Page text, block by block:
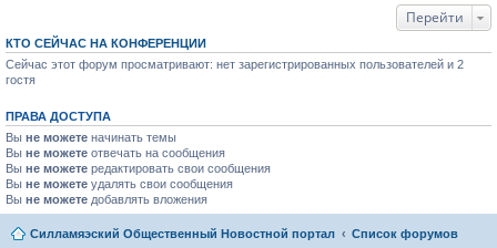
б
е
ю
у
о
щ
е
н
и
ю
н
н
с
о
о
б
щ
е
н
и
р
о
ч
н
н
о
м
у
с
о
о
щ
Перейти
КТО СЕЙЧАС НА КОНФЕРЕНЦИИ
Сейчас этот форум просматривают: нет зарегистрированных пользователей и 2
гостя
ПРАВА ДОСТУПА
Вы не можете начинать темы
Вы не можете отвечать на сообщения
Вы не можете редактировать свои сообщения
Вы не можете удалять свои сообщения
Вы не можете добавлять вложения
Силламяэский Общественный Новостной портал Список форумов